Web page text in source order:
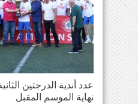
عدد أندية الدرجتين
نهاية الموسم المقبل